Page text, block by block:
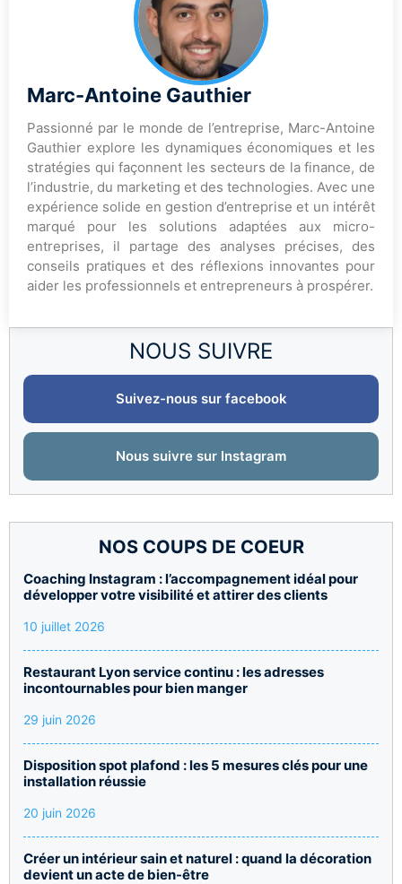
NOUS SUIVRE
Suivez-nous sur facebook
Nous suivre sur Instagram
NOS COUPS DE COEUR
Coaching Instagram : l’accompagnement idéal pour
développer votre visibilité et attirer des clients
10 juillet 2026
Restaurant Lyon service continu : les adresses
incontournables pour bien manger
29 juin 2026
Disposition spot plafond : les 5 mesures clés pour une
installation réussie
20 juin 2026
Créer un intérieur sain et naturel : quand la décoration
devient un acte de bien-être
Marc-Antoine Gauthier
Passionné par le monde de l’entreprise, Marc-Antoine
Gauthier explore les dynamiques économiques et les
stratégies qui façonnent les secteurs de la finance, de
l’industrie, du marketing et des technologies. Avec une
expérience solide en gestion d’entreprise et un intérêt
marqué pour les solutions adaptées aux micro-
entreprises, il partage des analyses précises, des
conseils pratiques et des réflexions innovantes pour
aider les professionnels et entrepreneurs à prospérer.